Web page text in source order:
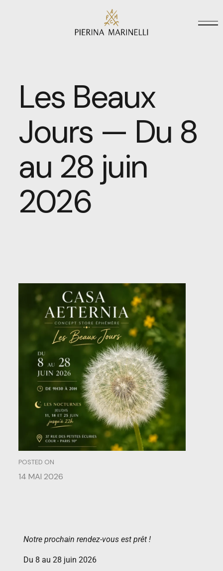
Les Beaux
Jours — Du 8
au 28 juin
2026
Beaux Jours —
Du
au 28 juin
2026
POSTED ON
14 MAI 2026
Notre prochain rendez-vous est prêt !
Du 8 au 28 juin 2026